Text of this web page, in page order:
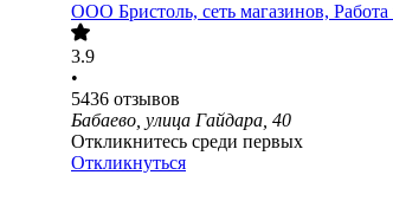
ООО Бристоль, сеть магазинов,
3.9
•
5436 отзывов
Бабаево, улица Гайдара, 40
Откликнитесь среди первых
Откликнуться